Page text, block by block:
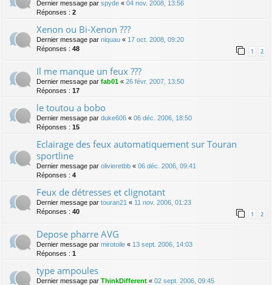
Dernier message par spyde « 04 nov. 2008, 13:56
Réponses : 2
Xenon ou Bi-Xenon ???
Dernier message par niquau « 17 oct. 2008, 09:20
Réponses : 48 1 2
Il me manque un feux ???
Dernier message par fab01 « 26 févr. 2007, 13:50
Réponses : 17
le toutou a bobo
Dernier message par duke606 « 06 déc. 2006, 18:50
Réponses : 15
Eclairage des feux automatiquement sur Touran
sportline
Dernier message par olivieretbb « 06 déc. 2006, 09:41
Réponses : 4
Feux de détresses et clignotant
Dernier message par touran21 « 11 nov. 2006, 01:23
Réponses : 40 1 2
Depose pharre AVG
Dernier message par mirotoile « 13 sept. 2006, 14:03
Réponses : 1
type ampoules
Dernier message par ThinkDifferent « 02 sept. 2006, 09:45